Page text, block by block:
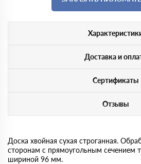
Доставка и
Сертификаты
Отзывы
Доска хвойная сухая строганная.
сторонам с прямоугольным сечением
шириной 96 мм.